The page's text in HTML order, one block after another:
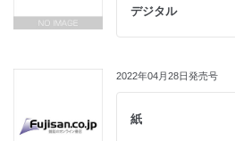
デジタル
2022年04月28日発売号
紙